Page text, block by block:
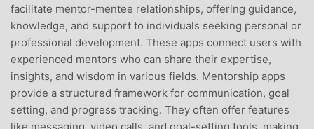
facilitate mentor-mentee relationships, offering guidance,
knowledge, and support to individuals seeking personal or
professional development. These apps connect users with
experienced mentors who can share their expertise,
insights, and wisdom in various fields. Mentorship apps
provide a structured framework for communication, goal
setting, and progress tracking. They often offer features